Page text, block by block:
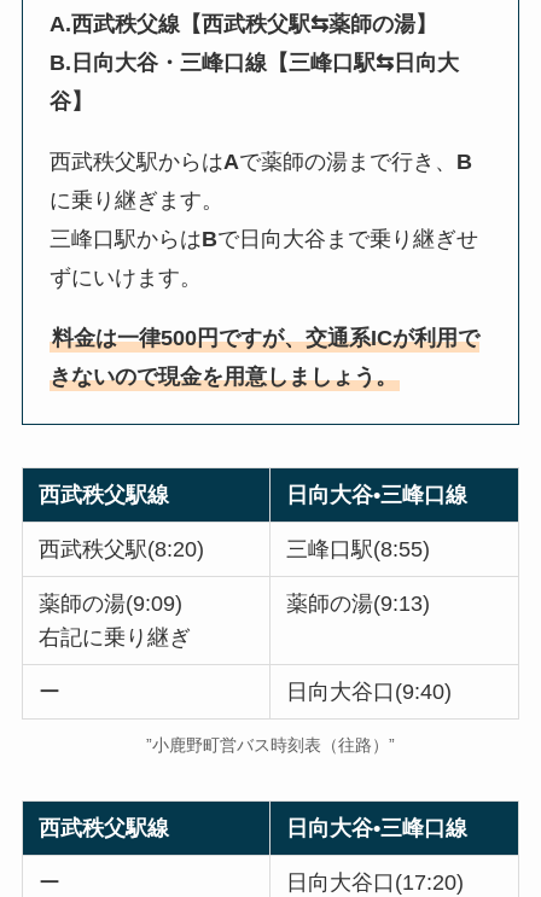
A.西武秩父線【西武秩父駅⇆薬師の湯】
B.日向大谷・三峰口線【三峰口駅⇆日向大
谷】
西武秩父駅からはAで薬師の湯まで行き、 B
に乗り継ぎます。
三峰口駅からはBで日向大谷まで乗り継ぎせ
ずにいけます。
料金は一律500円ですが、交通系ICが利用で
きないので現金を用意しましょう。
西武秩父駅線 日向大谷•三峰口線
西武秩父駅(8:20) 三峰口駅(8:55)
薬師の湯(9:09)
右記に乗り継ぎ
薬師の湯(9:13)
ー 日向大谷口(9:40)
”小鹿野町営バス時刻表（往路）”
西武秩父駅線 日向大谷•三峰口線
ー 日向大谷口(17:20)